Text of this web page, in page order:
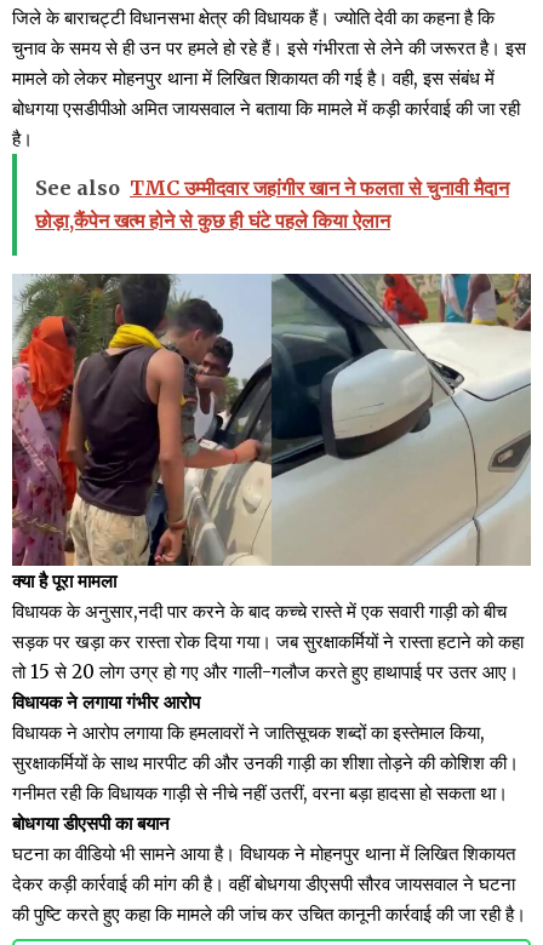
जिले के बाराचट्टी विधानसभा क्षेत्र की विधायक हैं। ज्योति देवी का कहना है कि
चुनाव के समय से ही उन पर हमले हो रहे हैं। इसे गंभीरता से लेने की जरूरत है। इस
मामले को लेकर मोहनपुर थाना में लिखित शिकायत की गई है। वही, इस संबंध में
बोधगया एसडीपीओ अमित जायसवाल ने बताया कि मामले में कड़ी कार्रवाई की जा रही
है।
See also TMC उम्मीदवार जहांगीर खान ने फलता से चुनावी मैदान
छोड़ा,कैंपेन खत्म होने से कुछ ही घंटे पहले किया ऐलान
क्या है पूरा मामला
विधायक के अनुसार,नदी पार करने के बाद कच्चे रास्ते में एक सवारी गाड़ी को बीच
सड़क पर खड़ा कर रास्ता रोक दिया गया। जब सुरक्षाकर्मियों ने रास्ता हटाने को कहा
तो 15 से 20 लोग उग्र हो गए और गाली-गलौज करते हुए हाथापाई पर उतर आए।
विधायक ने लगाया गंभीर आरोप
विधायक ने आरोप लगाया कि हमलावरों ने जातिसूचक शब्दों का इस्तेमाल किया,
सुरक्षाकर्मियों के साथ मारपीट की और उनकी गाड़ी का शीशा तोड़ने की कोशिश की।
गनीमत रही कि विधायक गाड़ी से नीचे नहीं उतरीं, वरना बड़ा हादसा हो सकता था।
बोधगया डीएसपी का बयान
घटना का वीडियो भी सामने आया है। विधायक ने मोहनपुर थाना में लिखित शिकायत
देकर कड़ी कार्रवाई की मांग की है। वहीं बोधगया डीएसपी सौरव जायसवाल ने घटना
की पुष्टि करते हुए कहा कि मामले की जांच कर उचित कानूनी कार्रवाई की जा रही है।